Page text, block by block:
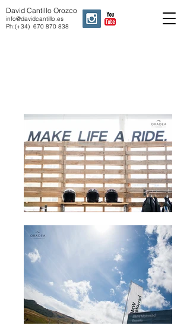
David Cantillo Orozco
info@davidcantillo.es
Ph:(+34) 670 870 838